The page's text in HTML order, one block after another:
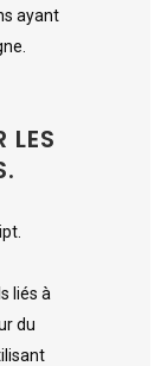
ayant
LES
liés à
du